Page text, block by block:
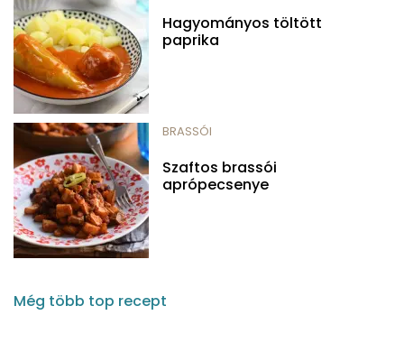
Hagyományos töltött
paprika
BRASSÓI
Szaftos brassói
aprópecsenye
Még több top recept